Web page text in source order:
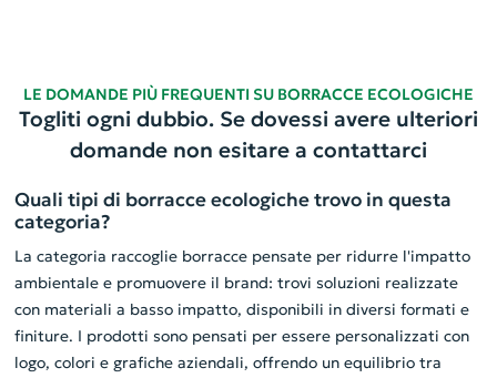
LE DOMANDE PIÙ FREQUENTI SU BORRACCE ECOLOGICHE
Togliti ogni dubbio. Se dovessi avere ulteriori
domande non esitare a contattarci
Quali tipi di borracce ecologiche trovo in questa
categoria?
La categoria raccoglie borracce pensate per ridurre l'impatto
ambientale e promuovere il brand: trovi soluzioni realizzate
con materiali a basso impatto, disponibili in diversi formati e
finiture. I prodotti sono pensati per essere personalizzati con
logo, colori e grafiche aziendali, offrendo un equilibrio tra